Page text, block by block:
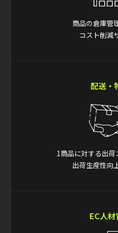
商品の倉庫管
コスト削減
配送・
1商品に対する出荷
出荷生産性向
EC人